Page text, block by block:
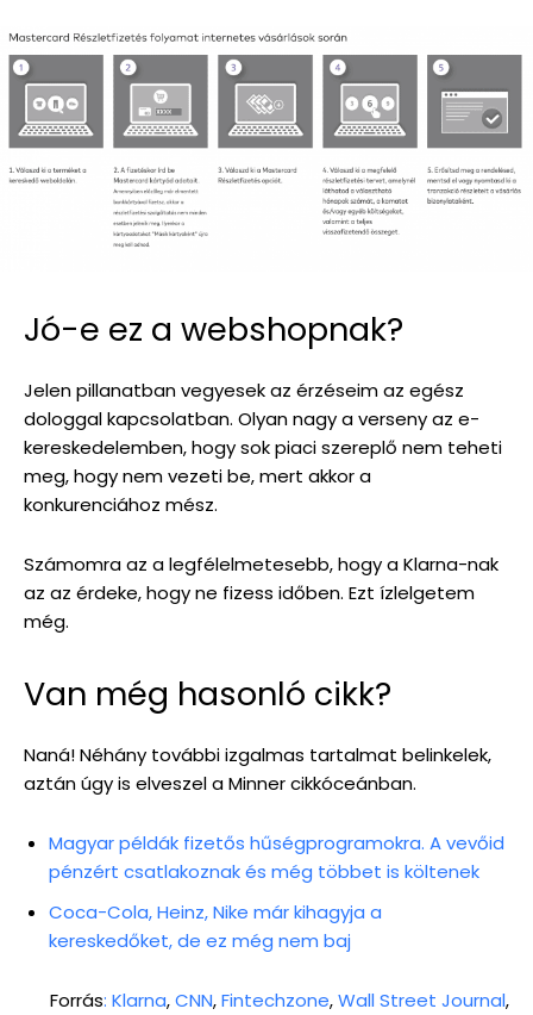
Jó-e ez a webshopnak?
Jelen pillanatban vegyesek az érzéseim az egész
dologgal kapcsolatban. Olyan nagy a verseny az e-
kereskedelemben, hogy sok piaci szereplő nem teheti
meg, hogy nem vezeti be, mert akkor a
konkurenciához mész.
Számomra az a legfélelmetesebb, hogy a Klarna-nak
az az érdeke, hogy ne fizess időben. Ezt ízlelgetem
még.
Van még hasonló cikk?
Naná! Néhány további izgalmas tartalmat belinkelek,
aztán úgy is elveszel a Minner cikkóceánban.
Magyar példák fizetős hűségprogramokra. A vevőid
pénzért csatlakoznak és még többet is költenek
Coca-Cola, Heinz, Nike már kihagyja a
kereskedőket, de ez még nem baj
Forrás: Klarna,CNN,Fintechzone,Wall Street Journal,